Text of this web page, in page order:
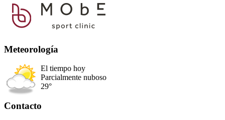
Meteorología
El tiempo hoy
Parcialmente nuboso
29°
Contacto